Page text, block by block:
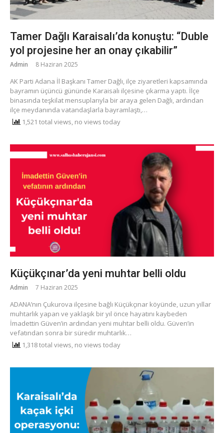
Tamer Dağlı Karaisalı’da konuştu: “Duble
yol projesine her an onay çıkabilir”
Admin 8 Haziran 2025
AK Parti Adana İl Başkanı Tamer Dağlı, ilçe ziyaretleri kapsamında
bayramın üçüncü gününde Karaisalı ilçesine çıkarma yaptı. İlçe
binasında teşkilat mensuplarıyla bir araya gelen Dağlı, ardından
ilçe meydanında vatandaşlarla bayramlaştı,…
1,521 total views, no views today
Küçükçınar’da yeni muhtar belli oldu
Admin 7 Haziran 2025
ADANA’nın Çukurova ilçesine bağlı Küçükçınar köyünde, uzun yıllar
muhtarlık yapan ve yaklaşık bir yıl önce hayatını kaybeden
İmadettin Güven’in ardından yeni muhtar belli oldu. Güven’in
vefatından sonra bir süredir muhtarlık…
1,318 total views, no views today